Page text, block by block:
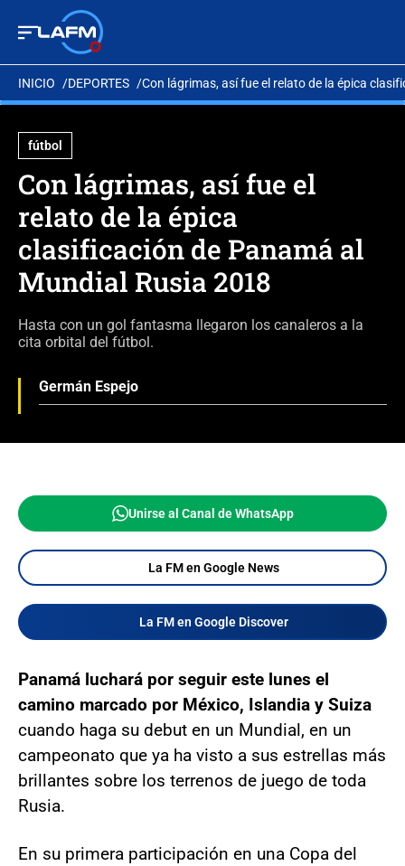
INICIO DEPORTES Con lágrimas, así fue el relato de la épica
fútbol
Con lágrimas, así fue el
relato de la épica
clasificación de Panamá al
Mundial Rusia 2018
Hasta con un gol fantasma llegaron los canaleros a la
cita orbital del fútbol.
Germán Espejo
Unirse al Canal de WhatsApp
La FM en Google News
La FM en Google Discover
Panamá luchará por seguir este lunes el
camino marcado por México, Islandia y Suiza
cuando haga su debut en un Mundial, en un
campeonato que ya ha visto a sus estrellas más
brillantes sobre los terrenos de juego de toda
Rusia.
En su primera participación en una Copa del